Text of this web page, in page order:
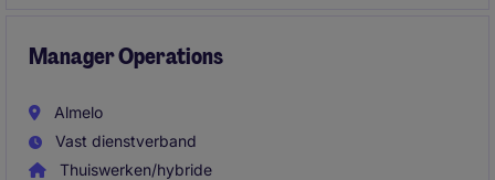
Manager Operations
Almelo
Vast dienstverband
Thuiswerken/hybride